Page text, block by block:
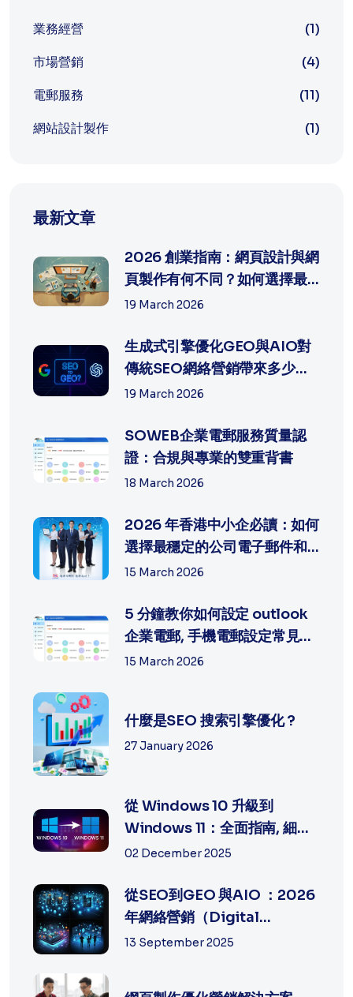
業務經營
(1)
市場營銷
(4)
電郵服務
(11)
網站設計製作
(1)
最新文章
2026 創業指南：網頁設計與網
頁製作有何不同？如何選擇最
適合中...
19 March 2026
生成式引擎優化GEO與AIO對
傳統SEO網絡營銷帶來多少沖
擊?
19 March 2026
SOWEB企業電郵服務質量認
證：合規與專業的雙重背書
18 March 2026
2026 年香港中小企必讀：如何
選擇最穩定的公司電子郵件和
網頁製...
15 March 2026
5 分鐘教你如何設定 outlook
企業電郵, 手機電郵設定常見問
題排...
15 March 2026
什麼是SEO 搜索引擎優化 ?
27 January 2026
從 Windows 10 升級到
Windows 11：全面指南, 細節
及方法
02 December 2025
從SEO到GEO 與AIO ：2026
年網絡營銷（Digital
Marketing）的策...
13 September 2025